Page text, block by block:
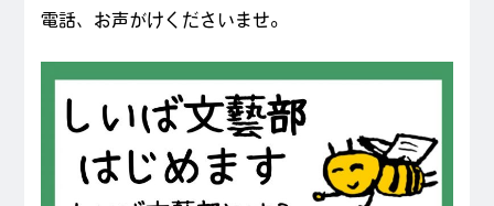
電話、お声がけくださいませ。